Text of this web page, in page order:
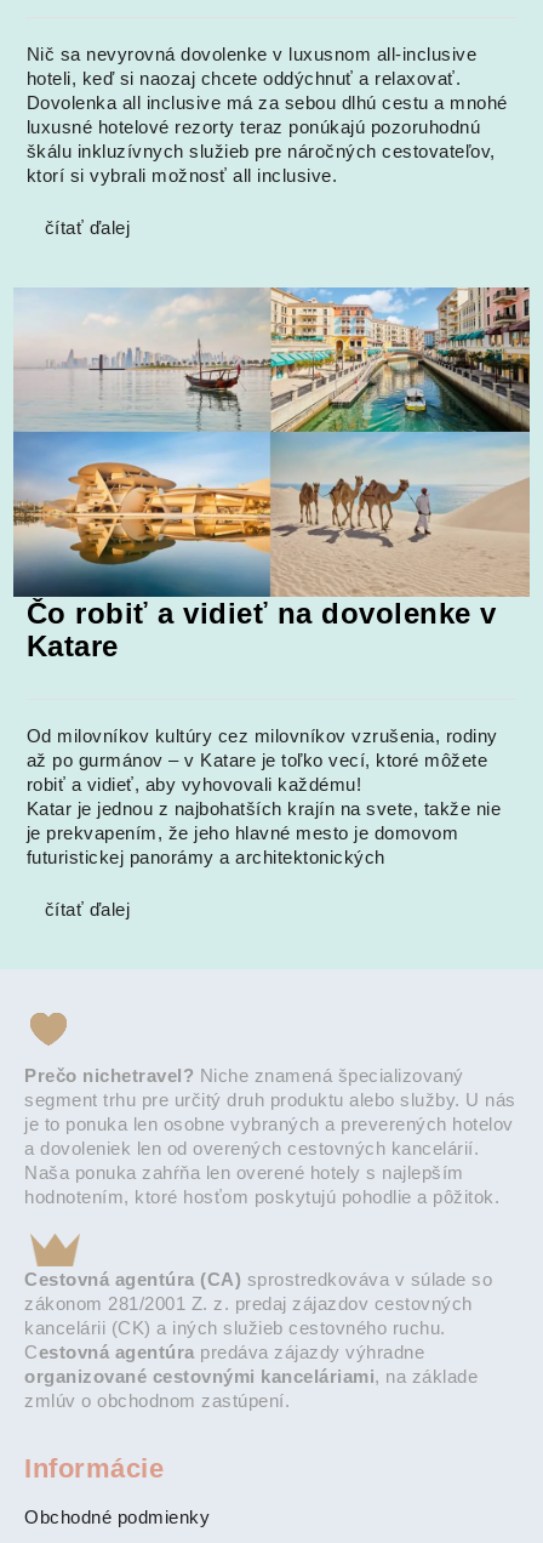
Nič sa nevyrovná dovolenke v luxusnom all-inclusive
hoteli, keď si naozaj chcete oddýchnuť a relaxovať.
Dovolenka all inclusive má za sebou dlhú cestu a mnohé
luxusné hotelové rezorty teraz ponúkajú pozoruhodnú
škálu inkluzívnych služieb pre náročných cestovateľov,
ktorí si vybrali možnosť all inclusive.
čítať ďalej
Čo robiť a vidieť na dovolenke v
Katare
Od milovníkov kultúry cez milovníkov vzrušenia, rodiny
až po gurmánov – v Katare je toľko vecí, ktoré môžete
robiť a vidieť, aby vyhovovali každému!
Katar je jednou z najbohatších krajín na svete, takže nie
je prekvapením, že jeho hlavné mesto je domovom
futuristickej panorámy a architektonických
čítať ďalej
Prečo nichetravel? Niche znamená špecializovaný
segment trhu pre určitý druh produktu alebo služby. U nás
je to ponuka len osobne vybraných a preverených hotelov
a dovoleniek len od overených cestovných kancelárií.
Naša ponuka zahŕňa len overené hotely s najlepším
hodnotením, ktoré hosťom poskytujú pohodlie a pôžitok.
Cestovná agentúra (CA) sprostredkováva v súlade so
zákonom 281/2001 Z. z. predaj zájazdov cestovných
kancelárii (CK) a iných služieb cestovného ruchu.
Cestovná agentúra predáva zájazdy výhradne
organizované cestovnými kanceláriami, na základe
zmlúv o obchodnom zastúpení.
Informácie
Obchodné podmienky